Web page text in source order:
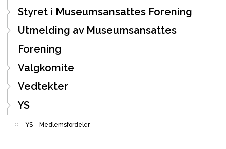
Styret i Museumsansattes Forening
Utmelding av Museumsansattes
Forening
Valgkomite
Vedtekter
YS
YS – Medlemsfordeler